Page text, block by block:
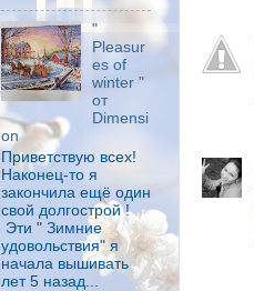
"
Pleasur
es оf
winter "
от
Dimensi
on
Приветствую всех!
Наконец-то я
закончила ещё один
свой долгострой !
Эти " Зимние
удовольствия" я
начала вышивать
лет 5 назад...